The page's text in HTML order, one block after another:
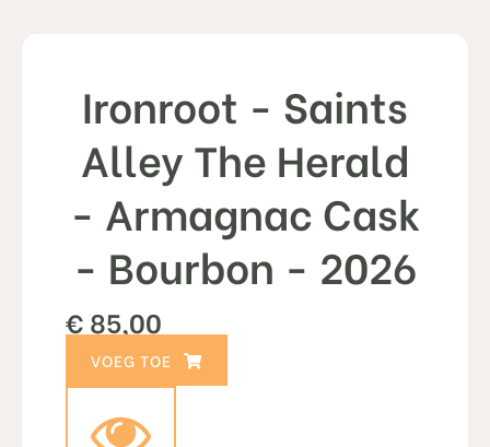
Ironroot - Saints
Alley The Herald
- Armagnac Cask
- Bourbon - 2026
€ 85,00